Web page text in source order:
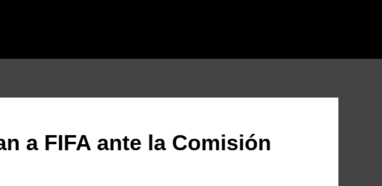
a FIFA ante la Comisión